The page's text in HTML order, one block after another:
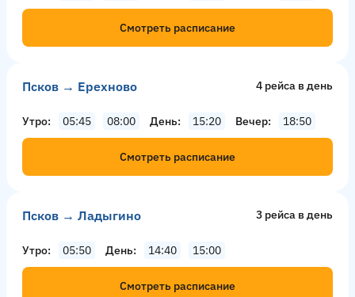
Смотреть расписание
Псков → Ерехново 4 рейсa в день
Утро 05:45 08:00 День 15:20 Вечер 18:50
Смотреть расписание
Псков → Ладыгино 3 рейсa в день
Утро 05:50 День 14:40 15:00
Смотреть расписание